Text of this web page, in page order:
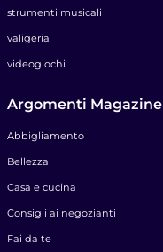
strumenti musicali
valigeria
videogiochi
Argomenti Magazine
Abbigliamento
Bellezza
Casa e cucina
Consigli ai negozianti
Fai da te